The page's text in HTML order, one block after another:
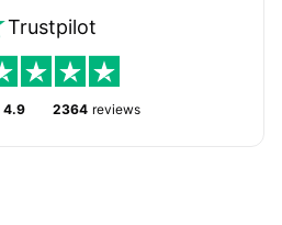
Trustpilot
4.9 2364 reviews